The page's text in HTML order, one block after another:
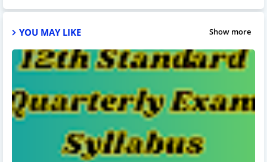
YOU MAY LIKE Show more